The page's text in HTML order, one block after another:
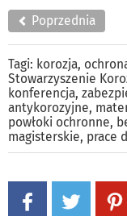
Poprzednia
Tagi: korozja,
Stowarzyszenie
konferencja,
antykorozyjne,
powłoki ochronne,
magisterskie, prace